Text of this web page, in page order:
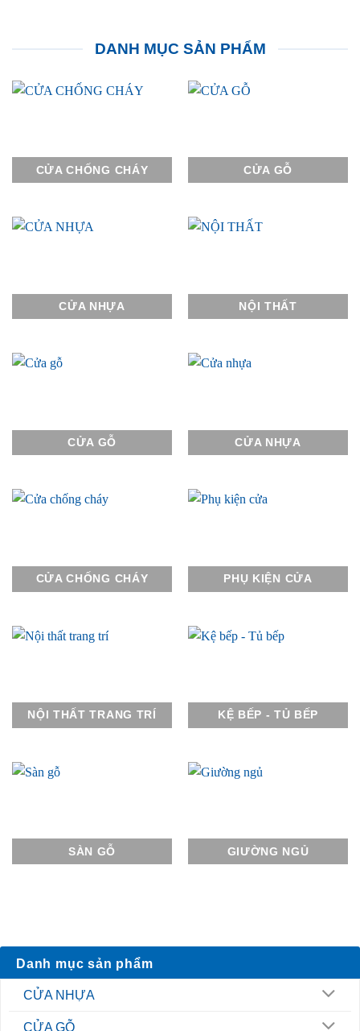
DANH MỤC SẢN PHẨM
CỬA CHỐNG CHÁY CỬA GỖ
CỬA NHỰA NỘI THẤT
CỬA GỖ CỬA NHỰA
CỬA CHỐNG CHÁY PHỤ KIỆN CỬA
NỘI THẤT TRANG TRÍ KỆ BẾP - TỦ BẾP
SÀN GỖ GIƯỜNG NGỦ
Danh mục sản phẩm
CỬA NHỰA
CỬA GỖ